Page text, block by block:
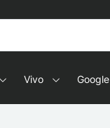
Vivo Google